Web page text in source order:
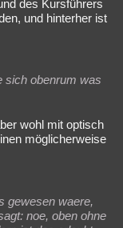
des Kursführers
und hinterher ist
sich obenrum was
wohl mit optisch
möglicherweise
gewesen waere,
noe, oben ohne